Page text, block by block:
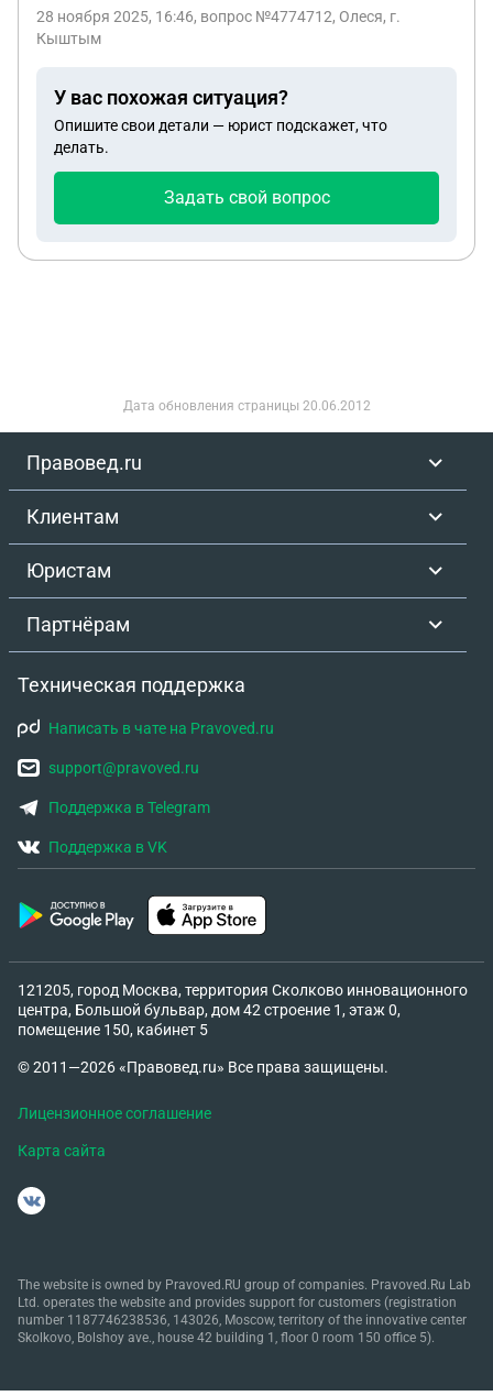
удочерение в 8 летнем возрасте ) Как
28 ноября 2025, 16:46, вопрос №4774712, Олеся, г.
Кыштым
У вас похожая ситуация?
Опишите свои детали — юрист подскажет, что
делать.
Задать свой вопрос
Дата обновления страницы 20.06.2012
Правовед.ru
Клиентам
Юристам
Партнёрам
Техническая поддержка
Написать в чате на Pravoved.ru
support@pravoved.ru
Поддержка в Telegram
Поддержка в VK
121205, город Москва, территория Сколково инновационного
центра, Большой бульвар, дом 42 строение 1, этаж 0,
помещение 150, кабинет 5
© 2011—2026 «Правовед.ru» Все права защищены.
Лицензионное соглашение
Карта сайта
The website is owned by Pravoved.RU group of companies. Pravoved.Ru Lab
Ltd. operates the website and provides support for customers (registration
number 1187746238536, 143026, Moscow, territory of the innovative center
Skolkovo, Bolshoy ave., house 42 building 1, floor 0 room 150 office 5).